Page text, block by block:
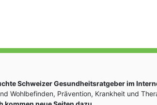
Schweizer Gesundheitsratgeber im
Wohlbefinden, Prävention, Krankheit und